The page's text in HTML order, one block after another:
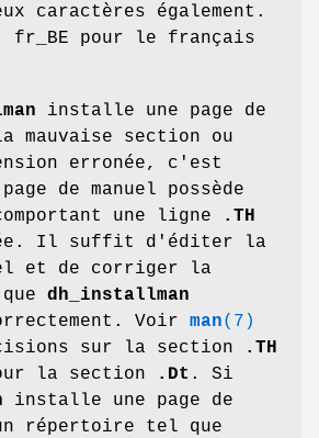
caractères également.
: fr_BE pour le français
installe une page de
mauvaise section ou
erronée, c'est
de manuel possède
une ligne
.TH
Il suffit d'éditer la
et de corriger la
dh_installman
Voir man(7)
sur la section
.TH
la section .Dt . Si
installe une page de
répertoire tel que